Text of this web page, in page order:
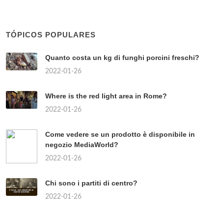
TÓPICOS POPULARES
Quanto costa un kg di funghi porcini freschi?
2022-01-26
Where is the red light area in Rome?
2022-01-26
Come vedere se un prodotto è disponibile in
negozio MediaWorld?
2022-01-26
Chi sono i partiti di centro?
2022-01-26